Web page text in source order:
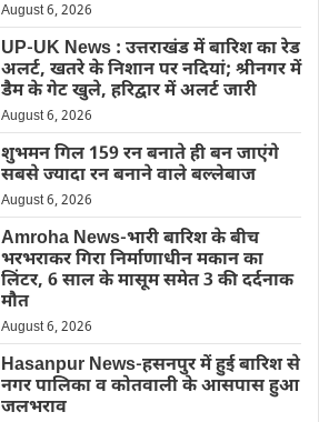
August 6, 2026
UP-UK News : उत्तराखंड में बारिश का रेड
अलर्ट, खतरे के निशान पर नदियां; श्रीनगर में
डैम के गेट खुले, हरिद्वार में अलर्ट जारी
August 6, 2026
शुभमन गिल 159 रन बनाते ही बन जाएंगे
सबसे ज्यादा रन बनाने वाले बल्लेबाज
August 6, 2026
Amroha News-भारी बारिश के बीच
भरभराकर गिरा निर्माणाधीन मकान का
लिंटर, 6 साल के मासूम समेत 3 की दर्दनाक
मौत
August 6, 2026
Hasanpur News-हसनपुर में हुई बारिश से
नगर पालिका व कोतवाली के आसपास हुआ
जलभराव